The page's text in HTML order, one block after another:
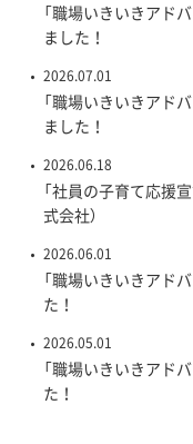
「職場いきいきアド
ました！
2026.07.01
「職場いきいきアド
ました！
2026.06.18
「社員の子育て応援
式会社）
2026.06.01
「職場いきいきアド
た！
2026.05.01
「職場いきいきアド
た！